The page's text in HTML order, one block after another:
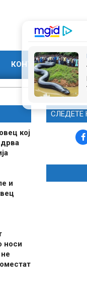
КОНТАКТ
кој
и
носи
СЛЕДЕТЕ